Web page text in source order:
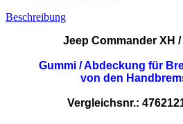
Beschreibung
Jeep Commander XH
Gummi / Abdeckung für
von den
Vergleichsnr.: